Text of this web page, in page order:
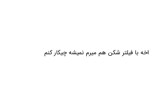
با فیلتر شکن هم میرم نمیشه چیکار کنم